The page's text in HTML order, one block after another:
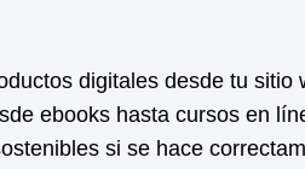
digitales desde tu
ebooks hasta cursos en
si se hace